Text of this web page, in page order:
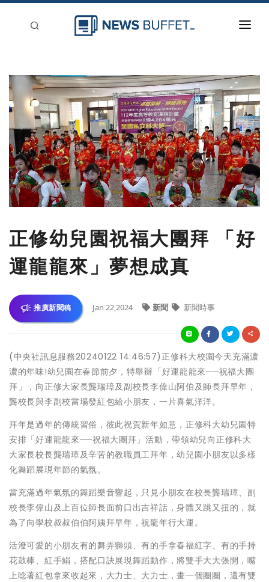
新聞稿分類
登入
刊登
正修幼兒園祝福大團拜 「好
運龍龍來」夢想成真
推廣新聞稿 Jan 22,2024 新聞 新聞時事
(中央社訊息服務20240122 14:46:57)正修科大校園今天充滿濃
濃的年味!幼兒園在春節前夕，特舉辦「好運龍龍來──祝福大團
拜」，向正修大家長龔瑞璋及副校長李偉山阿伯及師長拜早年，
龔校長與李副校當場發紅包給小朋友，一片喜氣洋洋。
拜年是過年的傳統習俗，彼此祝賀新年如意，正修科大幼兒園特
安排「好運龍龍來──祝福大團拜」活動，帶領幼兒向正修科大
大家長校長龔瑞璋及辛苦的教職員工拜年，幼兒園小朋友以多樣
化舞蹈展現年節的氣氛。
當充滿過年氣氛的舞蹈樂音響起，只見小朋友在校長龔瑞璋、副
校長李偉山及上百位師長面前口出吉祥話，身體又跳又扭的，就
為了向學校叔叔伯伯阿姨拜早年，祝龍年行大運。
活潑可愛的小朋友有的舞弄獅頭、有的手拿春福紅字、有的手持
花鼓棒、紅手絹，搭配口訣展現舞蹈動作，將雙手大大張開，嘴
上唸著紅包拿來收起來，大力士、大力士，畫一個圈圈，還有雙